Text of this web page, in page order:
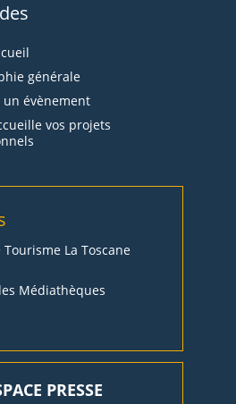
générale
un évènement
vos projets
La Toscane
Médiathèques
PRESSE